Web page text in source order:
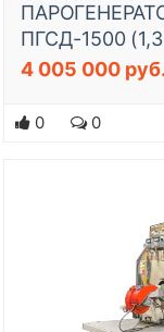
ПГСД-1500
4 005 000 руб.
0 0